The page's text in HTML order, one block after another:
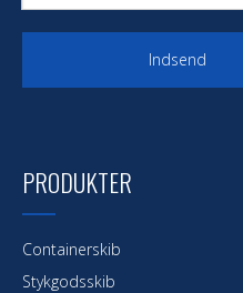
Indsend
PRODUKTER
Containerskib
Stykgodsskib